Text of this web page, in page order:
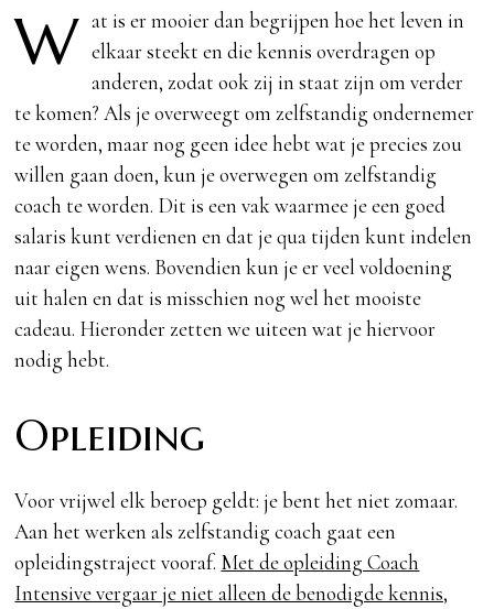
W at is er mooier dan begrijpen hoe het leven in
elkaar steekt en die kennis overdragen op
anderen, zodat ook zij in staat zijn om verder
te komen? Als je overweegt om zelfstandig ondernemer
te worden, maar nog geen idee hebt wat je precies zou
willen gaan doen, kun je overwegen om zelfstandig
coach te worden. Dit is een vak waarmee je een goed
salaris kunt verdienen en dat je qua tijden kunt indelen
naar eigen wens. Bovendien kun je er veel voldoening
uit halen en dat is misschien nog wel het mooiste
cadeau. Hieronder zetten we uiteen wat je hiervoor
nodig hebt.
Opleiding
Voor vrijwel elk beroep geldt: je bent het niet zomaar.
Aan het werken als zelfstandig coach gaat een
opleidingstraject vooraf. Met de opleiding Coach
Intensive vergaar je niet alleen de benodigde kennis,